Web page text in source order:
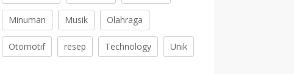
Minuman Musik Olahraga
Otomotif resep Technology Unik